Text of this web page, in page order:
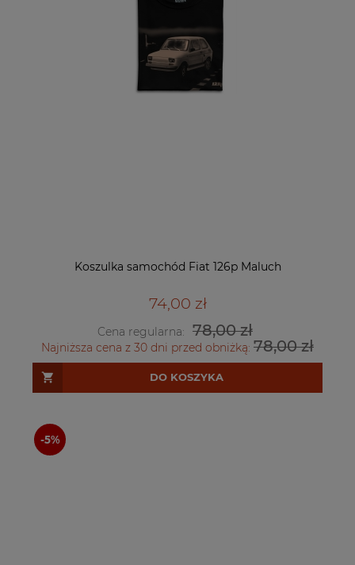
Koszulka samochód Fiat 126p Maluch
74,00 zł
Cena regularna: 78,00 zł
Najniższa cena z 30 dni przed obniżką: 78,00 zł
DO KOSZYKA